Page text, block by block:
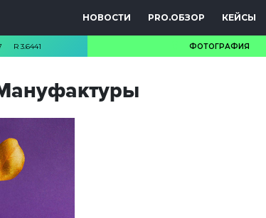
НОВОСТИ PRO.ОБЗОР КЕЙСЫ
R 3.6441 ФОТОГРАФИЯ